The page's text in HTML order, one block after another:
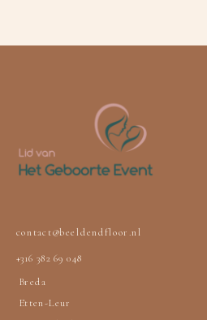
+316 382 69 048
contact@beeldendfloor.nl
Breda
Etten-Leur